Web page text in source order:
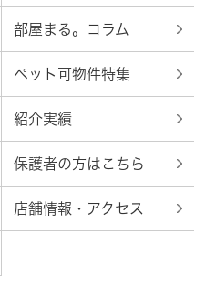
部屋まる。コラム
ペット可物件特集
紹介実績
保護者の方はこちら
店舗情報・アクセス